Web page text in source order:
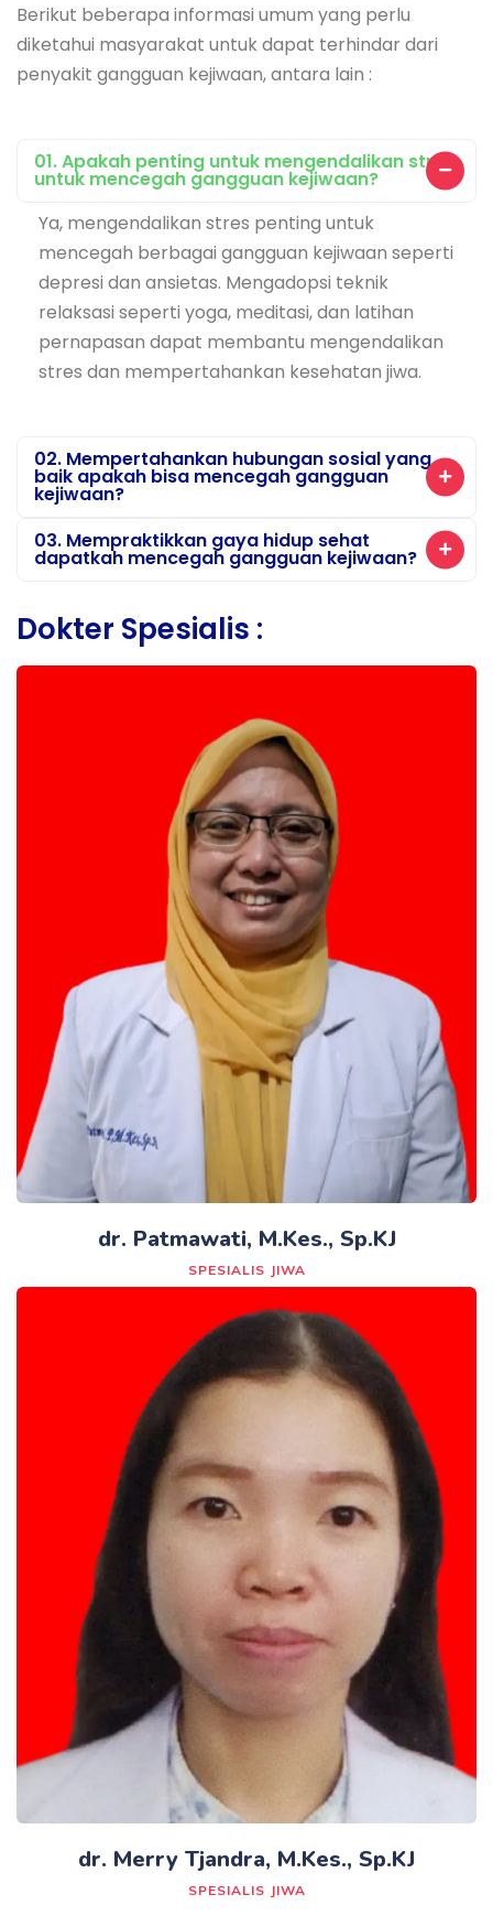
Berikut beberapa informasi umum yang perlu
diketahui masyarakat untuk dapat terhindar dari
penyakit gangguan kejiwaan, antara lain :
01. Apakah penting untuk mengendalikan stres
untuk mencegah gangguan kejiwaan?
Ya, mengendalikan stres penting untuk
mencegah berbagai gangguan kejiwaan seperti
depresi dan ansietas. Mengadopsi teknik
relaksasi seperti yoga, meditasi, dan latihan
pernapasan dapat membantu mengendalikan
stres dan mempertahankan kesehatan jiwa.
02. Mempertahankan hubungan sosial yang
baik apakah bisa mencegah gangguan
kejiwaan?
03. Mempraktikkan gaya hidup sehat
dapatkah mencegah gangguan kejiwaan?
Dokter Spesialis :
dr. Patmawati, M.Kes., Sp.KJ
SPESIALIS JIWA
dr. Merry Tjandra, M.Kes., Sp.KJ
SPESIALIS JIWA